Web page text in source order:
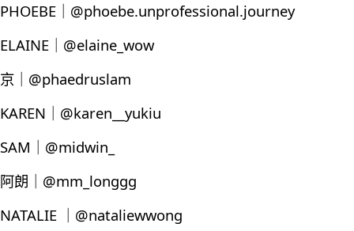
PHOEBE｜@phoebe.unprofessional.journey
ELAINE｜@elaine_wow
京｜@phaedruslam
KAREN｜@karen__yukiu
SAM｜@midwin_
阿朗｜@mm_longgg
NATALIE ｜@nataliewwong